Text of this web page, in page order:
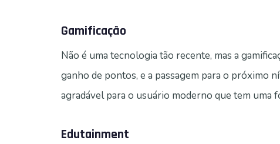
Gamificação
Não é uma tecnologia tão recente, mas a
ganho de pontos, e a passagem para o próximo
agradável para o usuário moderno que tem uma
Edutainment